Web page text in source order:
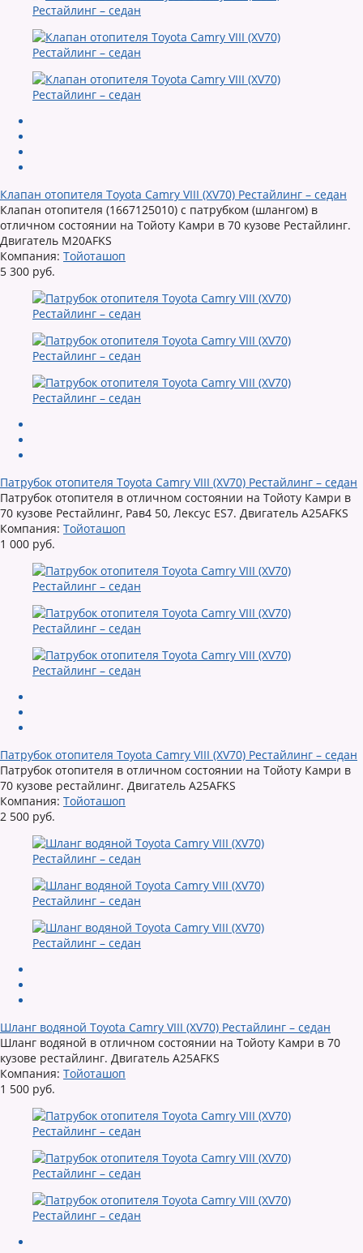
Клапан отопителя Toyota Camry VIII (XV70) Рестайлинг – седан
Клапан отопителя (1667125010) с патрубком (шлангом) в
отличном состоянии на Тойоту Камри в 70 кузове Рестайлинг.
Двигатель M20AFKS
Компания: Тойоташоп
5 300 руб.
Патрубок отопителя Toyota Camry VIII (XV70) Рестайлинг – седан
Патрубок отопителя в отличном состоянии на Тойоту Камри в
70 кузове Рестайлинг, Рав4 50, Лексус ES7. Двигатель A25AFKS
Компания: Тойоташоп
1 000 руб.
Патрубок отопителя Toyota Camry VIII (XV70) Рестайлинг – седан
Патрубок отопителя в отличном состоянии на Тойоту Камри в
70 кузове рестайлинг. Двигатель A25AFKS
Компания: Тойоташоп
2 500 руб.
Шланг водяной Toyota Camry VIII (XV70) Рестайлинг – седан
Шланг водяной в отличном состоянии на Тойоту Камри в 70
кузове рестайлинг. Двигатель A25AFKS
Компания: Тойоташоп
1 500 руб.